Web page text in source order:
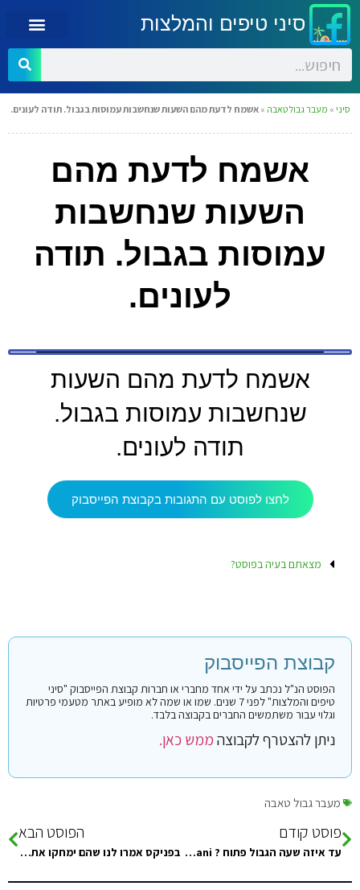
סיני טיפים והמלצות
סיני » מעבר גבול טאבה »אשמח לדעת מהם השעות שנחשבות עמוסות בגבול. תודה לעונים.
אשמח לדעת מהם
השעות שנחשבות
עמוסות בגבול. תודה
לעונים.
אשמח לדעת מהם השעות
שנחשבות עמוסות בגבול.
תודה לעונים.
לחצו לפוסט עם התגובות בקבוצת הפייסבוק
מצאתם בעיה בפוסט?
קבוצת הפייסבוק
הפוסט הנ"ל נכתב על ידי אחד מחברי או חברות קבוצת הפייסבוק "סיני
טיפים והמלצות" לפני 7 שנים. שמו או שמה לא מופיע באתר מטעמי פרטיות
וגלוי עבור משתמשים החברים בקבוצה בלבד.
ניתן להצטרף לקבוצהממש כאן.
מעבר גבול טאבה
פוסט קודם
עד איזה שעה הגבול פתוח ? Keren Adani
הפוסט הבא
בפניקס אמרו לנו שהם ימחקו את הסעיף של איתור וחילוץ כי אין הסכמים כאלה עם מצרים. האם מישהו נתקל בזה?…